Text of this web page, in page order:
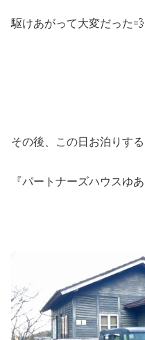
駆けあがって大変だった💨
その後、この日お泊りする
『パートナーズハウスゆあ